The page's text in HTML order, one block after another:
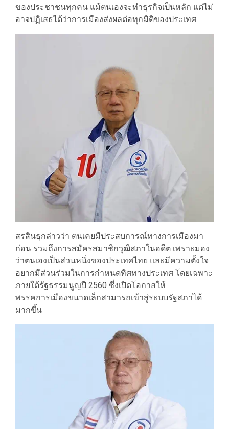
ของประชาชนทุกคน แม้ตนเองจะทำธุรกิจเป็นหลัก แต่ไม่
อาจปฏิเสธได้ว่าการเมืองส่งผลต่อทุกมิติของประเทศ
สรสินธุกล่าวว่า ตนเคยมีประสบการณ์ทางการเมืองมา
ก่อน รวมถึงการสมัครสมาชิกวุฒิสภาในอดีต เพราะมอง
ว่าตนเองเป็นส่วนหนึ่งของประเทศไทย และมีความตั้งใจ
อยากมีส่วนร่วมในการกำหนดทิศทางประเทศ โดยเฉพาะ
ภายใต้รัฐธรรมนูญปี 2560 ซึ่งเปิดโอกาสให้
พรรคการเมืองขนาดเล็กสามารถเข้าสู่ระบบรัฐสภาได้
มากขึ้น